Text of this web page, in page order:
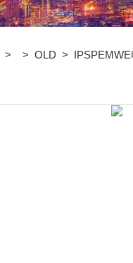
> > OLD > IPSPEMWE